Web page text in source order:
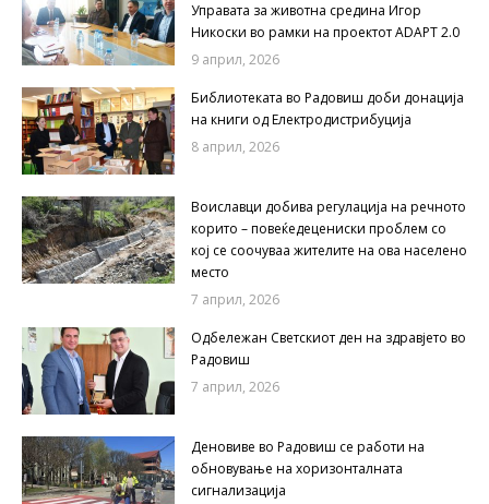
Управата за животна средина Игор
Никоски во рамки на проектот ADAPT 2.0
9 април, 2026
Библиотеката во Радовиш доби донација
на книги од Електродистрибуција
8 април, 2026
Воиславци добива регулација на речното
корито – повеќедецениски проблем со
кој се соочуваа жителите на ова населено
место
7 април, 2026
Одбележан Светскиот ден на здравјето во
Радовиш
7 април, 2026
Деновиве во Радовиш се работи на
обновување на хоризонталната
сигнализација